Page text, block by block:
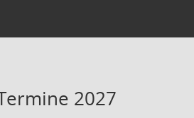
2027